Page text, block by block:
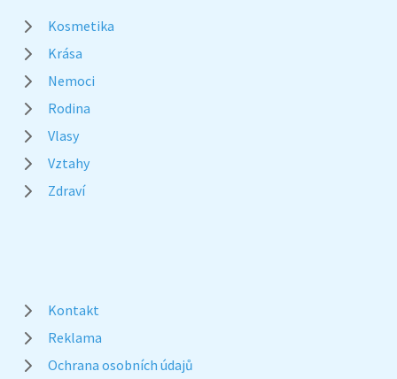
Kosmetika
Krása
Nemoci
Rodina
Vlasy
Vztahy
Zdraví
Kontakt
Reklama
Ochrana osobních údajů